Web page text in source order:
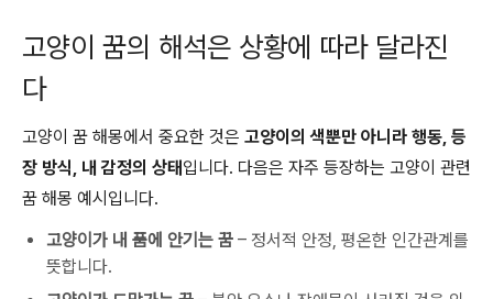
고양이 꿈의 해석은 상황에 따라 달라진
다
고양이 꿈 해몽에서 중요한 것은 고양이의 색뿐만 아니라 행동, 등
장 방식, 내 감정의 상태입니다. 다음은 자주 등장하는 고양이 관련
꿈 해몽 예시입니다.
고양이가 내 품에 안기는 꿈 – 정서적 안정, 평온한 인간관계를
뜻합니다.